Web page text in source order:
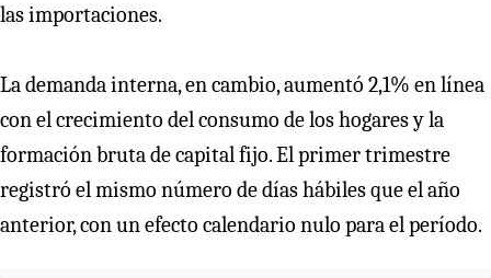
las importaciones.
La demanda interna, en cambio, aumentó 2,1% en línea
con el crecimiento del consumo de los hogares y la
formación bruta de capital fijo. El primer trimestre
registró el mismo número de días hábiles que el año
anterior, con un efecto calendario nulo para el período.